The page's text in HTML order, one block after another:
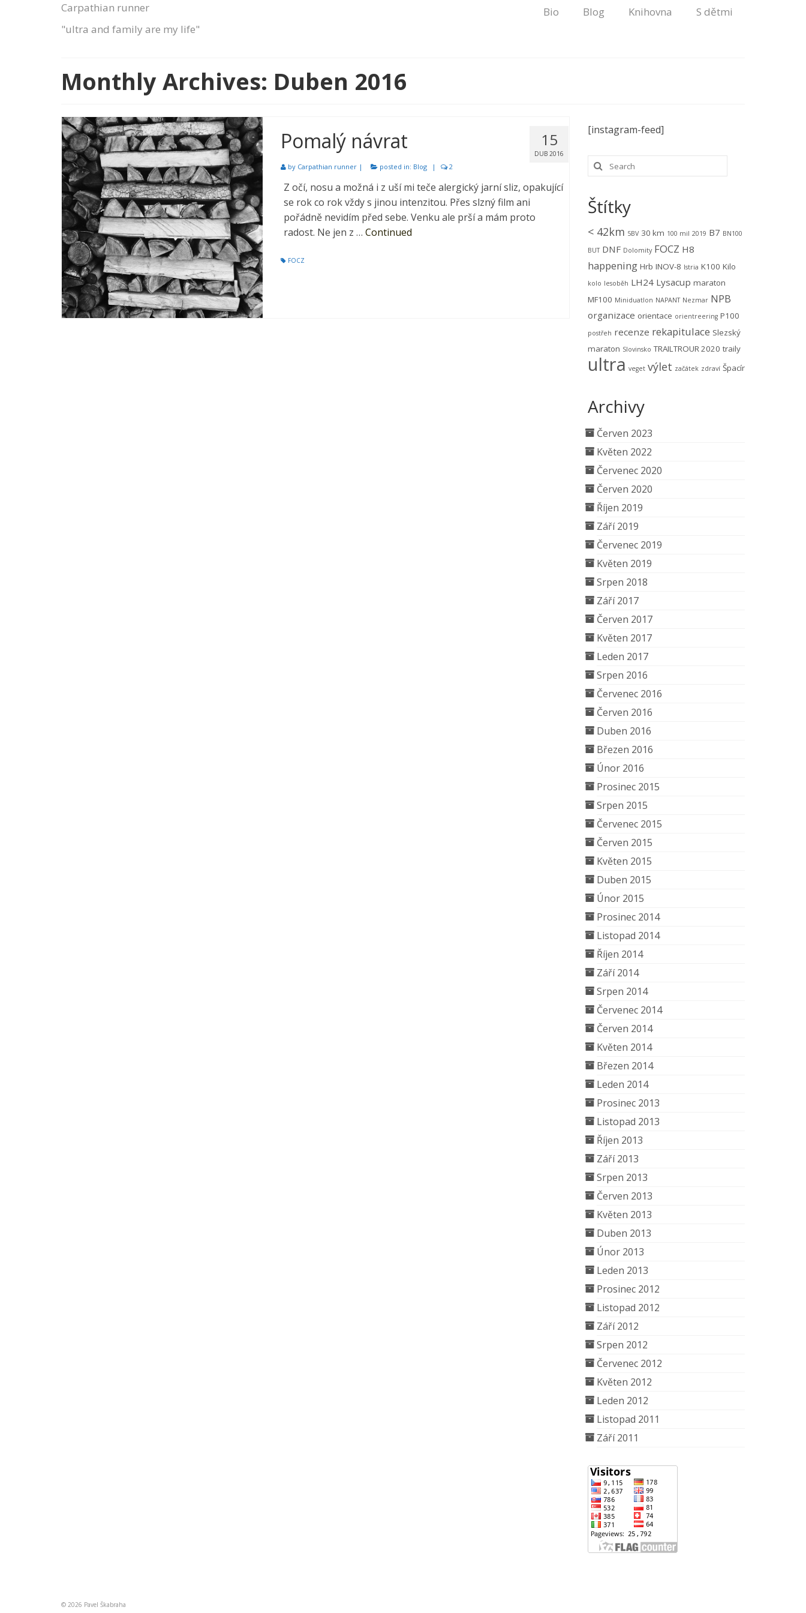
Carpathian runner
"ultra and family are my life"
Bio Blog Knihovna S dětmi
Monthly Archives: Duben 2016
15
DUB 2016
Pomalý návrat
by Carpathian runner| posted in: Blog | 2
Z očí, nosu a možná i z uší mi teče alergický jarní sliz, opakující
se rok co rok vždy s jinou intenzitou. Přes slzný film ani
pořádně nevidím před sebe. Venku ale prší a mám proto
radost. Ne jen z … Continued
FOCZ
[instagram-feed]
Štítky
< 42km 5BV 30 km 100 mil 2019 B7 BN100
BUT DNF Dolomity FOCZ H8
happening Hrb INOV-8 Istria K100 Kilo
kolo lesoběh LH24 Lysacup maraton
MF100 Miniduatlon NAPANT Nezmar NPB
organizace orientace orientreering P100
postřeh recenze rekapitulace Slezský
maraton Slovinsko TRAILTROUR 2020 traily
ultra veget výlet začátek zdraví Špacír
Archivy
Červen 2023
Květen 2022
Červenec 2020
Červen 2020
Říjen 2019
Září 2019
Červenec 2019
Květen 2019
Srpen 2018
Září 2017
Červen 2017
Květen 2017
Leden 2017
Srpen 2016
Červenec 2016
Červen 2016
Duben 2016
Březen 2016
Únor 2016
Prosinec 2015
Srpen 2015
Červenec 2015
Červen 2015
Květen 2015
Duben 2015
Únor 2015
Prosinec 2014
Listopad 2014
Říjen 2014
Září 2014
Srpen 2014
Červenec 2014
Červen 2014
Květen 2014
Březen 2014
Leden 2014
Prosinec 2013
Listopad 2013
Říjen 2013
Září 2013
Srpen 2013
Červen 2013
Květen 2013
Duben 2013
Únor 2013
Leden 2013
Prosinec 2012
Listopad 2012
Září 2012
Srpen 2012
Červenec 2012
Květen 2012
Leden 2012
Listopad 2011
Září 2011
© 2026 Pavel Škabraha